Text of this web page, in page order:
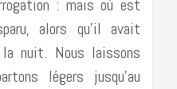
: mais où est
alors qu’il avait
nuit. Nous laissons
légers jusqu’au